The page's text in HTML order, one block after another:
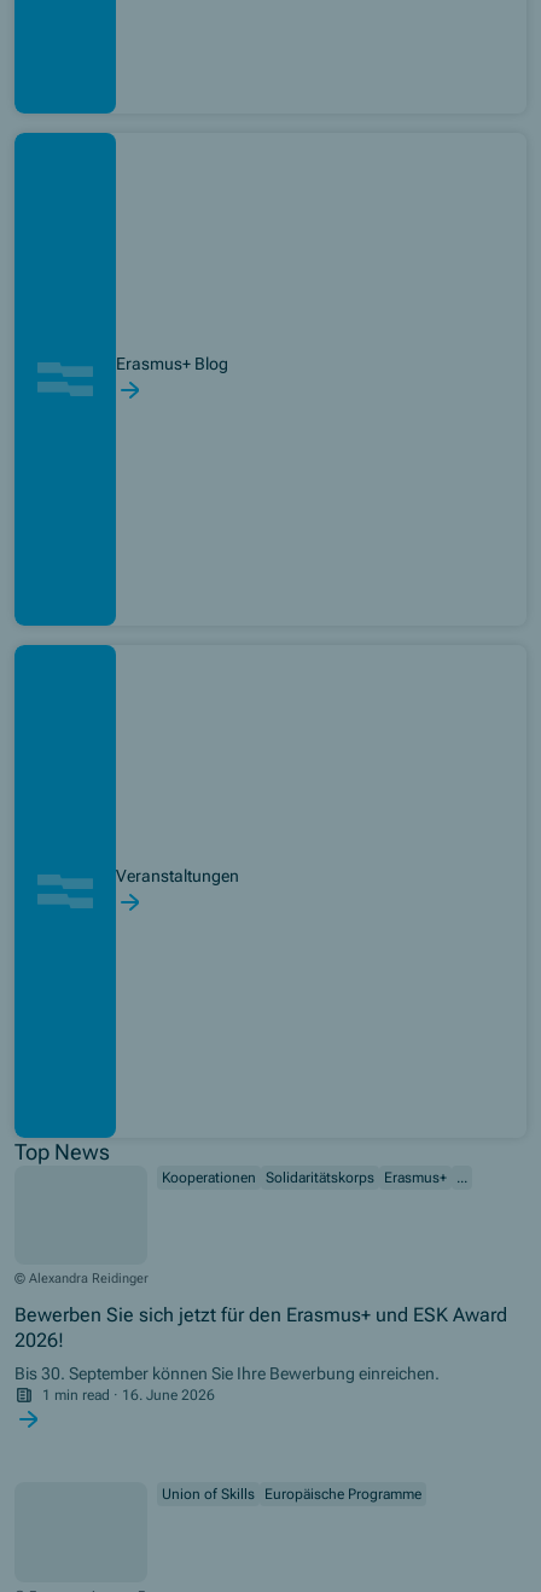
Erasmus+ Blog
Veranstaltungen
Top News
© Alexandra Reidinger
Kooperationen Solidaritätskorps Erasmus+ ...
Bewerben Sie sich jetzt für den Erasmus+ und ESK Award
2026!
Bis 30. September können Sie Ihre Bewerbung einreichen.
1 min read · 16. June 2026
Union of Skills Europäische Programme